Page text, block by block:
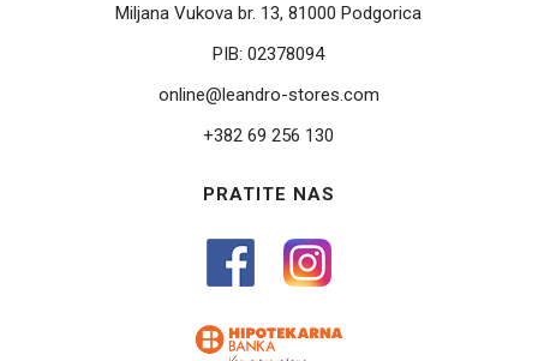
Miljana Vukova br. 13, 81000 Podgorica
PIB:02378094
online@leandro-stores.com
+382 69 256 130
PRATITE NAS